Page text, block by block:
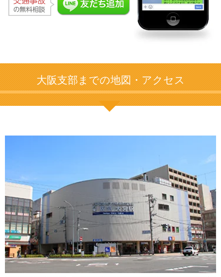
大阪支部までの地図・アクセス